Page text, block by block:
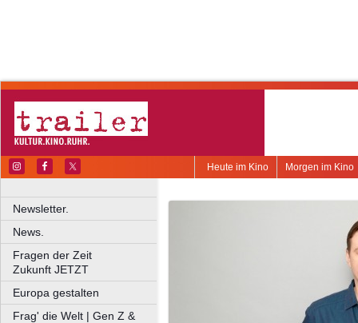
Morgen im Kino
Heute im Kino
Newsletter.
News.
Fragen der Zeit
Zukunft JETZT
Europa gestalten
Frag' die Welt | Gen Z &